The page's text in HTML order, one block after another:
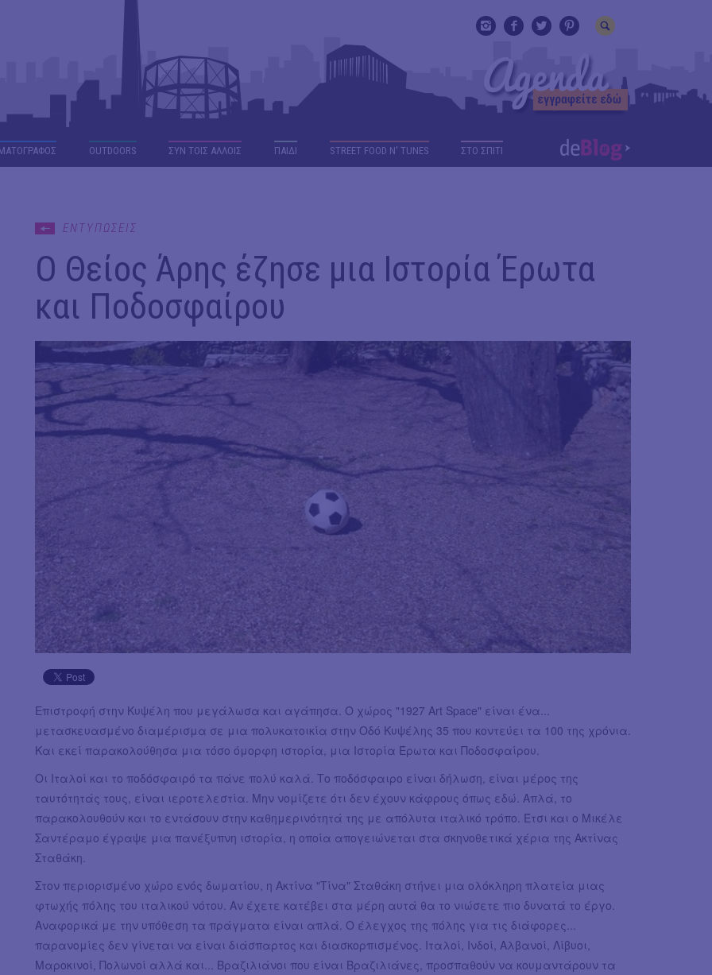
OUTDΟORS ΣΥΝ ΤΟΙΣ ΑΛΛΟΙΣ ΠΑΙΔΙ STREET FOOD N' TUNES ΣΤΟ ΣΠΙΤΙ
ΕΝΤΥΠΩΣΕΙΣ
Ο Θείος Άρης έζησε μια Ιστορία Έρωτα
και Ποδοσφαίρου
Επιστροφή στην Κυψέλη που μεγάλωσα και αγάπησα. Ο χώρος "1927 Art Space" είναι ένα...
μετασκευασμένο διαμέρισμα σε μια πολυκατοικία στην Οδό Κυψέλης 35 που κοντεύει τα 100 της χρόνια.
Και εκεί παρακολούθησα μια τόσο όμορφη ιστορία, μια Ιστορία Έρωτα και Ποδοσφαίρου.
Οι Ιταλοί και το ποδόσφαιρό τα πάνε πολύ καλά. Το ποδόσφαιρο είναι δήλωση, είναι μέρος της
ταυτότητάς τους, είναι ιεροτελεστία. Μην νομίζετε ότι δεν έχουν κάφρους όπως εδώ. Απλά, το
παρακολουθούν και το εντάσουν στην καθημερινότητά της με απόλυτα ιταλικό τρόπο. Έτσι και ο Μικέλε
Σαντέραμο έγραψε μια πανέξυπνη ιστορία, η οποία απογειώνεται στα σκηνοθετικά χέρια της Ακτίνας
Σταθάκη.
Στον περιορισμένο χώρο ενός δωματίου, η Ακτίνα "Τίνα" Σταθάκη στήνει μια ολόκληρη πλατεία μιας
φτωχής πόλης του ιταλικού νότου. Αν έχετε κατέβει στα μέρη αυτά θα το νιώσετε πιο δυνατά το έργο.
Αναφορικά με την υπόθεση τα πράγματα είναι απλά. Ο έλεγχος της πόλης για τις διάφορες...
παρανομίες δεν γίνεται να είναι διάσπαρτος και διασκορπισμένος. Ιταλοί, Ινδοί, Αλβανοί, Λίβυοι,
Μαροκινοί, Πολωνοί αλλά και... Βραζιλιάνοι που είναι Βραζιλιάνες, προσπαθούν να κουμαντάρουν τα